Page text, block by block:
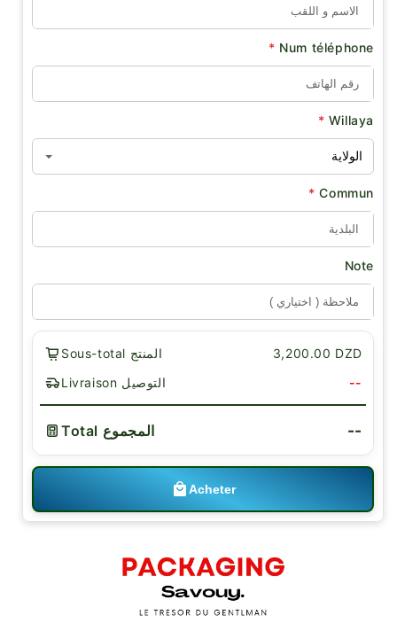
Num téléphone
*
Willaya
*
Commun
*
Note
Sous-total المنتج
3,200.00 DZD
Livraison التوصيل
--
Total المجموع --
Acheter